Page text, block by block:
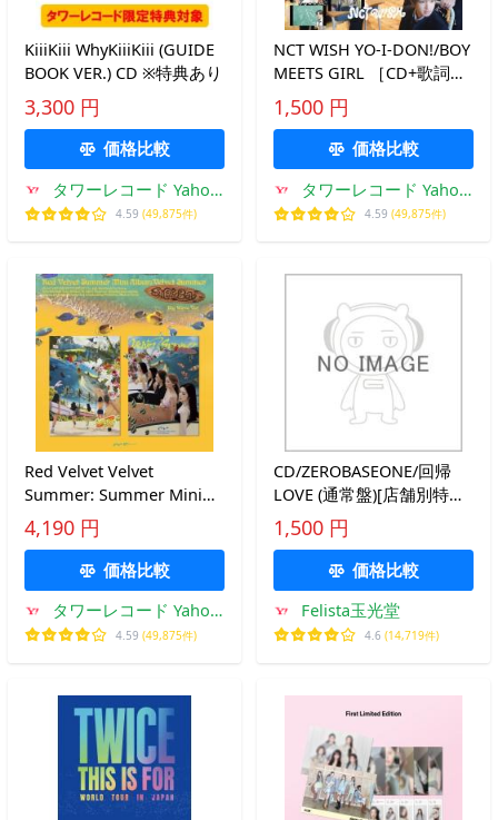
KiiiKiii WhyKiiiKiii (GUIDE
BOOK VER.) CD ※特典あり
3,300 円
価格比較
タワーレコード Yahoo!
店
4.59 (49,875件)
NCT WISH YO-I-DON!/BOY
MEETS GIRL ［CD+歌詞ブ
ックレット］＜通常盤
BOY MEETS GIRL Ver.＞
12cmCD Single ※特典あり
1,500 円
価格比較
タワーレコード Yahoo!
店
4.59 (49,875件)
Red Velvet Velvet
Summer: Summer Mini
Album (Big Wave Ver.)(ラ
ンダムバージョン) CD ※特
4,190 円
価格比較
タワーレコード Yahoo!
店
4.59 (49,875件)
CD/ZEROBASEONE/回帰
LOVE (通常盤)[店舗別特典
付き]
1,500 円
価格比較
Felista玉光堂
4.6 (14,719件)